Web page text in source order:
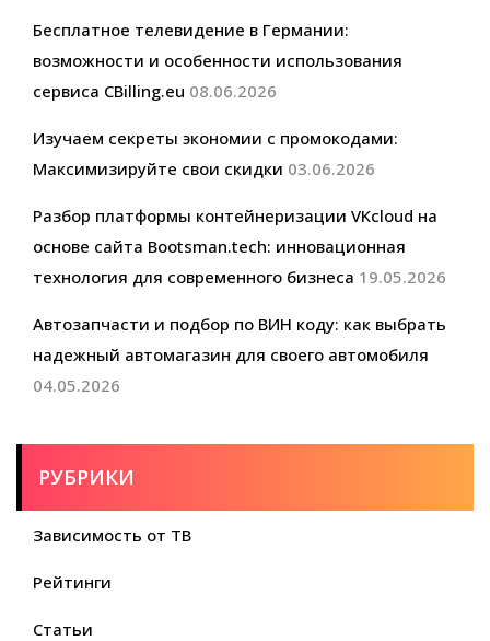
Бесплатное телевидение в Германии:
возможности и особенности использования
сервиса CBilling.eu 08.06.2026
Изучаем секреты экономии с промокодами:
Максимизируйте свои скидки 03.06.2026
Разбор платформы контейнеризации VKcloud на
основе сайта Bootsman.tech: инновационная
технология для современного бизнеса 19.05.2026
Автозапчасти и подбор по ВИН коду: как выбрать
надежный автомагазин для своего автомобиля
04.05.2026
РУБРИКИ
Зависимость от ТВ
Рейтинги
Статьи